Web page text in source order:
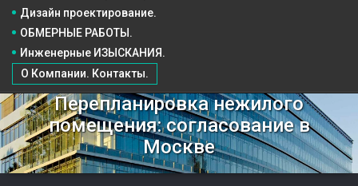
ОБМЕРНЫЕ РАБОТЫ.
Инженерные ИЗЫСКАНИЯ.
О Компании. Контакты.
Дизайн проектирование.
Перепланировка нежилого
помещения: согласование в
Москве